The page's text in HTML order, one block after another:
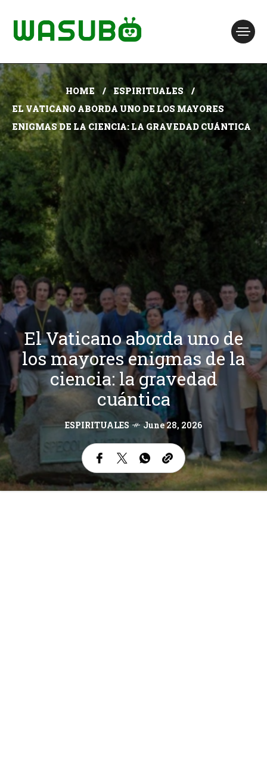
HOME
ESPIRITUALES
EL VATICANO ABORDA UNO DE LOS MAYORES
ENIGMAS DE LA CIENCIA: LA GRAVEDAD CUÁNTICA
El Vaticano aborda uno de
los mayores enigmas de la
ciencia: la gravedad
cuántica
ESPIRITUALES June 28, 2026